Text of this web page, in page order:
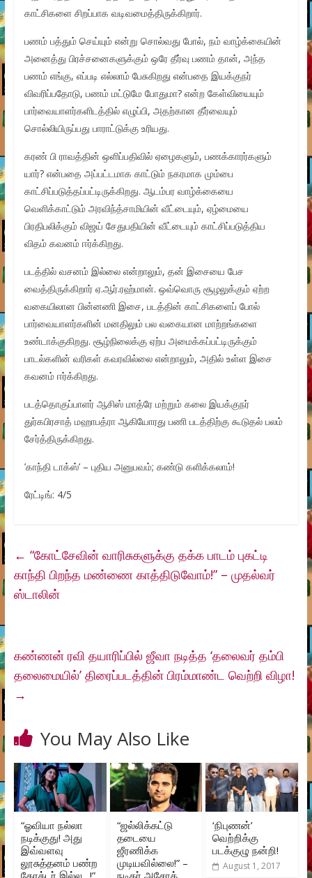
காட்சிகளை சிறப்பாக வடிவமைத்திருக்கிறார்.
பணம் பத்தும் செய்யும் என்று சொல்வது போல், நம் வாழ்க்கையின்
அனைத்து பிரச்சனைகளுக்கும் ஒரே தீர்வு பணம் தான், அந்த
பணம் எங்கு, எப்படி எல்லாம் பேசுகிறது என்பதை இயக்குநர்
விவரிப்பதோடு, பணம் மட்டுமே போதுமா? என்ற கேள்வியையும்
பார்வையாளர்களிடத்தில் எழுப்பி, அதற்கான தீர்வையும்
சொல்லியிருப்பது பாராட்டுக்கு உரியது.
கரண் பி ராவத்தின் ஒளிப்பதிவில் ஏழைகளும், பணக்காரர்களும்
யார்? என்பதை அப்பட்டமாக காட்டும் நகரமாக மும்பை
காட்சிப்படுத்தப்பட்டிருக்கிறது. ஆடம்பர வாழ்க்கையை
வெளிக்காட்டும் அரவிந்த்சாமியின் வீட்டையும், ஏழ்மையை
பிரதிபலிக்கும் விஜய் சேதுபதியின் வீட்டையும் காட்சிப்படுத்திய
விதம் கவனம் ஈர்க்கிறது.
படத்தில் வசனம் இல்லை என்றாலும், தன் இசையை பேச
வைத்திருக்கிறார் ஏ.ஆர்.ரஹ்மான். ஒவ்வொரு சூழலுக்கும் ஏற்ற
வகையிலான பின்னணி இசை, படத்தின் காட்சிகளைப் போல்
பார்வையாளர்களின் மனதிலும் பல வகையான மாற்றங்களை
உண்டாக்குகிறது. சூழ்நிலைக்கு ஏற்ப அமைக்கப்பட்டிருக்கும்
பாடல்களின் வரிகள் கவரவில்லை என்றாலும், அதில் உள்ள இசை
கவனம் ஈர்க்கிறது.
படத்தொகுப்பாளர் ஆசிஸ் மாத்ரே மற்றும் கலை இயக்குநர்
துர்கபிரசாத் மஹாபத்ரா ஆகியோரது பணி படத்திற்கு கூடுதல் பலம்
சேர்த்திருக்கிறது.
’காந்தி டாக்ஸ்’ – புதிய அனுபவம்; கண்டு களிக்கலாம்!
ரேட்டிங்: 4/5
← “கோட்சேவின் வாரிசுகளுக்கு தக்க பாடம் புகட்டி
காந்தி பிறந்த மண்ணை காத்திடுவோம்!” – முதல்வர்
ஸ்டாலின்
கண்ணன் ரவி தயாரிப்பில் ஜீவா நடித்த ‘தலைவர் தம்பி
தலைமையில்’ திரைப்படத்தின் பிரம்மாண்ட வெற்றி விழா!
→
You May Also Like
“ஓவியா நல்லா
நடிக்குது! அது
இவ்வளவு
லூசுத்தனம் பண்ற
கேரக்டர் இல்ல…!”
“ஜல்லிக்கட்டு
தடையை
ஜீரணிக்க
முடியவில்லை!” –
நடிகர் அசோக்
‘நிபுணன்’
வெற்றிக்கு
படக்குழு நன்றி!
August 1, 2017